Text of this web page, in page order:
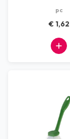
pc
€ 1,62